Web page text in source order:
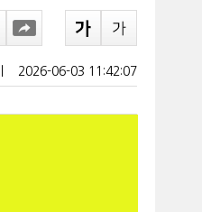
2026-06-03 11:42:07